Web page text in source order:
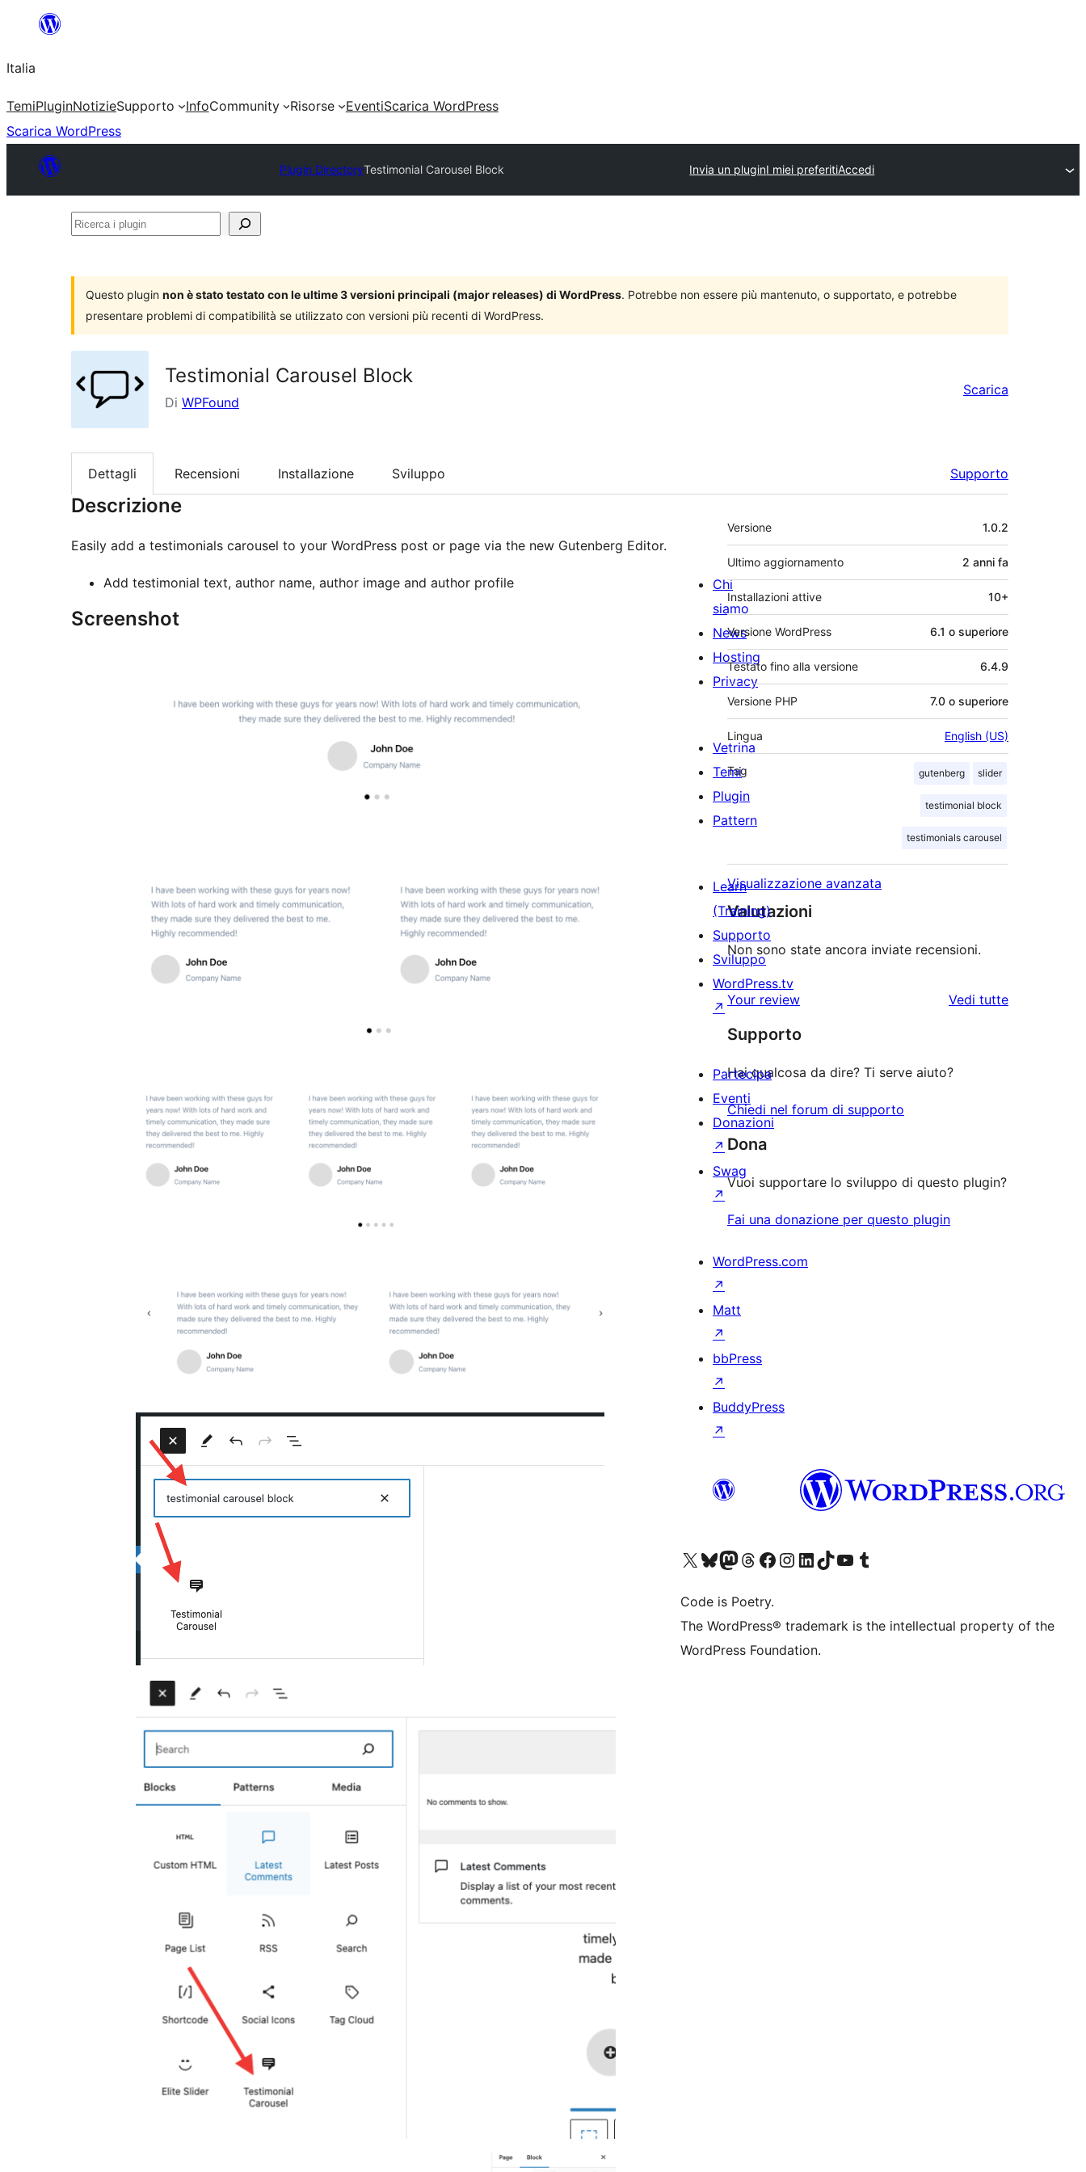
contenuto
Italia
TemiPluginNotizieSupporto InfoCommunity Risorse EventiScarica WordPress
Scarica WordPress
Plugin DirectoryTestimonial Carousel Block Invia un pluginI miei preferitiAccedi
Ricerca
Questo plugin non è stato testato con le ultime 3 versioni principali (major releases) di WordPress. Potrebbe non essere più mantenuto, o supportato, e potrebbe
presentare problemi di compatibilità se utilizzato con versioni più recenti di WordPress.
Testimonial Carousel Block
Di WPFound
Scarica
Dettagli Recensioni Installazione Sviluppo Supporto
Descrizione
Easily add a testimonials carousel to your WordPress post or page via the new Gutenberg Editor.
Add testimonial text, author name, author image and author profile
Screenshot
Meta
Versione 1.0.2
Ultimo aggiornamento 2 anni fa
Installazioni attive 10+
Versione WordPress 6.1 o superiore
Testato fino alla versione 6.4.9
Versione PHP 7.0 o superiore
Lingua English (US)
Tag gutenberg slider
testimonial block
testimonials carousel
Visualizzazione avanzata
Valutazioni
Non sono state ancora inviate recensioni.
Your review Vedi tuttele
Supporto
Hai qualcosa da dire? Ti serve aiuto?
Chiedi nel forum di supporto
Dona
Vuoi supportare lo sviluppo di questo plugin?
Fai una donazione per questo plugin
Chi
siamo
News
Hosting
Privacy
Vetrina
Temi
Plugin
Pattern
Learn
(Training)
Supporto
Sviluppo
WordPress.tv
↗
Partecipa
Eventi
Donazioni
↗
Swag
↗
WordPress.com
↗
Matt
↗
bbPress
↗
BuddyPress
↗
Visita il nostro account X (ex Twitter)
Visita il nostro account Bluesky
Visita il nostro account Mastodon
Visita il nostro account Threads
Visita la nostra pagina Facebook
Visita il nostro account Instagram
Visita il nostro account LinkedIn
Visita il nostro account TikTok
Visita il nostro canale YouTube
Visita il nostro account Tumblr
Code is Poetry.
The WordPress® trademark is the intellectual property of the
WordPress Foundation.